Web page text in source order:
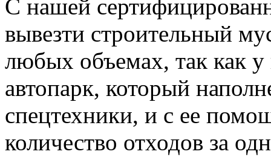
С нашей
вывезти строительный
любых объемах, так как
автопарк, который
спецтехники, и с ее
количество отходов за